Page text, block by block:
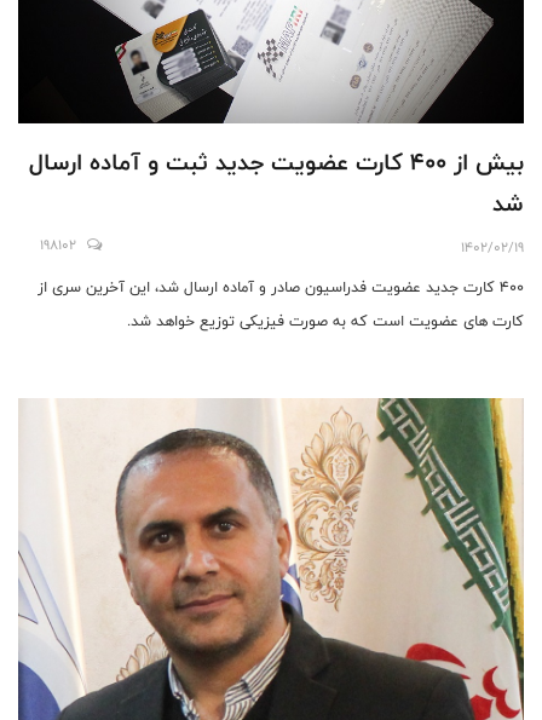
بیش از ۴۰۰ کارت عضویت جدید ثبت و آماده ارسال
شد
1402/02/19
198102
400 کارت جدید عضویت فدراسیون صادر و آماده ارسال شد، این آخرین سری از
کارت های عضویت است که به صورت فیزیکی توزیع خواهد شد.